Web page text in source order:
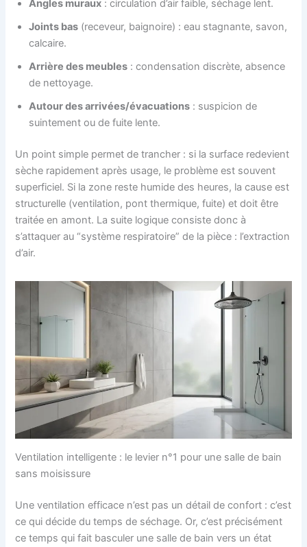
Angles muraux : circulation d’air faible, séchage lent.
Joints bas (receveur, baignoire) : eau stagnante, savon,
calcaire.
Arrière des meubles : condensation discrète, absence
de nettoyage.
Autour des arrivées/évacuations : suspicion de
suintement ou de fuite lente.
Un point simple permet de trancher : si la surface redevient
sèche rapidement après usage, le problème est souvent
superficiel. Si la zone reste humide des heures, la cause est
structurelle (ventilation, pont thermique, fuite) et doit être
traitée en amont. La suite logique consiste donc à
s’attaquer au “système respiratoire” de la pièce : l’extraction
d’air.
Ventilation intelligente : le levier n°1 pour une salle de bain
sans moisissure
Une ventilation efficace n’est pas un détail de confort : c’est
ce qui décide du temps de séchage. Or, c’est précisément
ce temps qui fait basculer une salle de bain vers un état